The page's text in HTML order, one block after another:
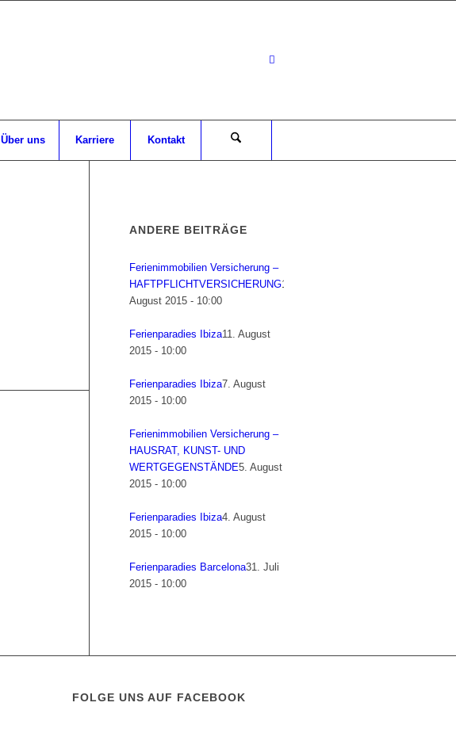
Über uns Karriere Kontakt
ANDERE BEITRÄGE
Ferienimmobilien Versicherung –
HAFTPFLICHTVERSICHERUNG12.
August 2015 - 10:00
Ferienparadies Ibiza11. August
2015 - 10:00
Ferienparadies Ibiza7. August
2015 - 10:00
Ferienimmobilien Versicherung –
HAUSRAT, KUNST- UND
WERTGEGENSTÄNDE5. August
2015 - 10:00
Ferienparadies Ibiza4. August
2015 - 10:00
Ferienparadies Barcelona31. Juli
2015 - 10:00
FOLGE UNS AUF FACEBOOK